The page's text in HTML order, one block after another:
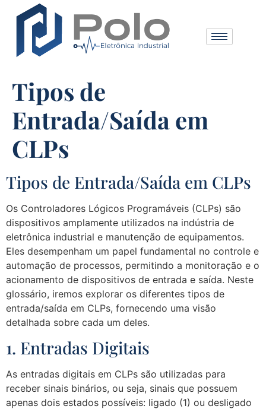
Tipos de
Entrada/Saída em
CLPs
Tipos de Entrada/Saída em CLPs
Os Controladores Lógicos Programáveis (CLPs) são
dispositivos amplamente utilizados na indústria de
eletrônica industrial e manutenção de equipamentos.
Eles desempenham um papel fundamental no controle e
automação de processos, permitindo a monitoração e o
acionamento de dispositivos de entrada e saída. Neste
glossário, iremos explorar os diferentes tipos de
entrada/saída em CLPs, fornecendo uma visão
detalhada sobre cada um deles.
1. Entradas Digitais
As entradas digitais em CLPs são utilizadas para
receber sinais binários, ou seja, sinais que possuem
apenas dois estados possíveis: ligado (1) ou desligado